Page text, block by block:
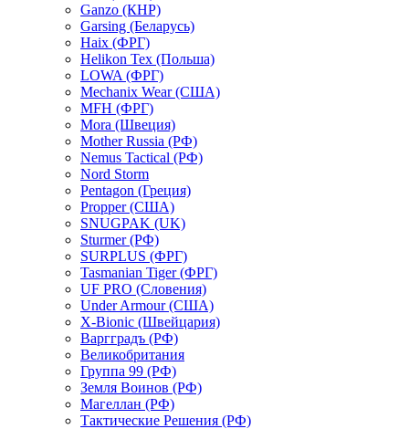
Ganzo (КНР)
Garsing (Беларусь)
Haix (ФРГ)
Helikon Tex (Польша)
LOWA (ФРГ)
Mechanix Wear (США)
MFH (ФРГ)
Mora (Швеция)
Mother Russia (РФ)
Nemus Tactical (РФ)
Nord Storm
Pentagon (Греция)
Propper (США)
SNUGPAK (UK)
Sturmer (РФ)
SURPLUS (ФРГ)
Tasmanian Tiger (ФРГ)
UF PRO (Словения)
Under Armour (США)
X-Bionic (Швейцария)
Варгградъ (РФ)
Великобритания
Группа 99 (РФ)
Земля Воинов (РФ)
Магеллан (РФ)
Тактические Решения (РФ)